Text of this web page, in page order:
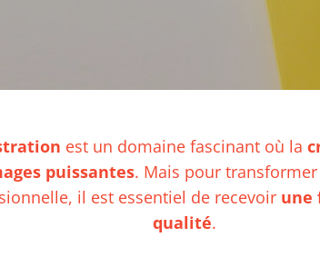
est un domaine fascinant où la
puissantes. Mais pour
il est essentiel de recevoir une
qualité.